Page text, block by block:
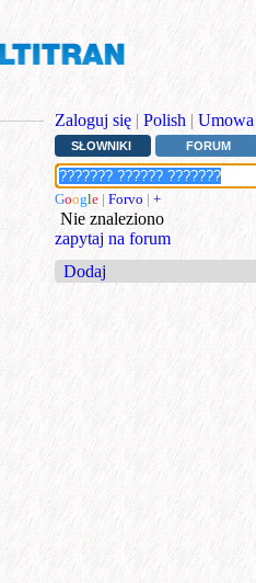
Zaloguj się | Polish |
SŁOWNIKI FORUM
Google | Forvo | +
Nie znaleziono
zapytaj na forum
Dodaj